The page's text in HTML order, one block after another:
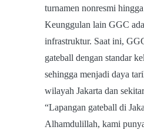
turnamen nonresmi
Keunggulan lain GGC
infrastruktur. Saat ini,
gateball dengan standar
sehingga menjadi daya
wilayah Jakarta dan
“Lapangan gateball di
Alhamdulillah, kami